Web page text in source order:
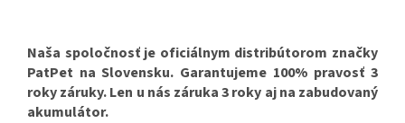
Naša spoločnosť je oficiálnym distribútorom značky
PatPet na Slovensku. Garantujeme 100% pravosť 3
roky záruky. Len u nás záruka 3 roky aj na zabudovaný
akumulátor.